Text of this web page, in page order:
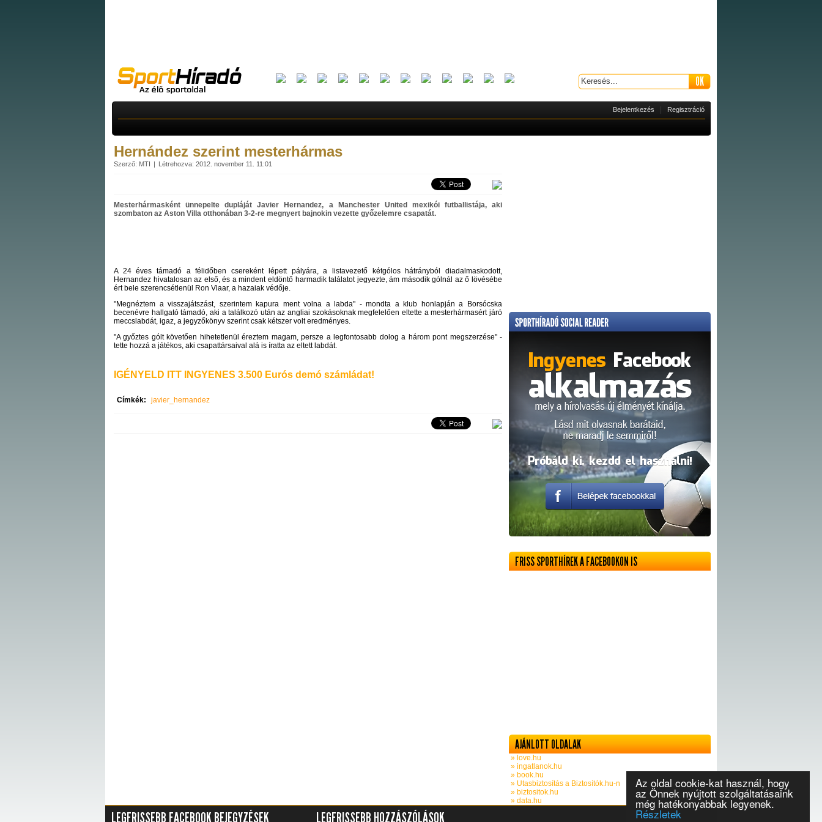
Az oldal cookie-kat használ, hogy
az Önnek nyújtott szolgáltatásaink
még hatékonyabbak legyenek.
Részletek
Bejelentkezés Regisztráció
Hernández szerint mesterhármas
Szerző: MTI Létrehozva: 2012. november 11. 11:01
Mesterhármasként ünnepelte dupláját Javier Hernandez, a Manchester United mexikói futballistája, aki
szombaton az Aston Villa otthonában 3-2-re megnyert bajnokin vezette győzelemre csapatát.
A 24 éves támadó a félidőben csereként lépett pályára, a listavezető kétgólos hátrányból diadalmaskodott,
Hernandez hivatalosan az első, és a mindent eldöntő harmadik találatot jegyezte, ám második gólnál az ő lövésébe
ért bele szerencsétlenül Ron Vlaar, a hazaiak védője.
"Megnéztem a visszajátszást, szerintem kapura ment volna a labda" - mondta a klub honlapján a Borsócska
becenévre hallgató támadó, aki a találkozó után az angliai szokásoknak megfelelően eltette a mesterhármasért járó
meccslabdát, igaz, a jegyzőkönyv szerint csak kétszer volt eredményes.
"A győztes gólt követően hihetetlenül éreztem magam, persze a legfontosabb dolog a három pont megszerzése" -
tette hozzá a játékos, aki csapattársaival alá is íratta az eltett labdát.
IGÉNYELD ITT INGYENES 3.500 Eurós demó számládat!
Címkék: javier_hernandez
FRISS SPORTHÍREK A FACEBOOKON IS
AJÁNLOTT OLDALAK
» love.hu
» ingatlanok.hu
» book.hu
» Utasbiztosítás a Biztosítók.hu-n
» biztositok.hu
» data.hu
LEGFRISSEBB FACEBOOK BEJEGYZÉSEK LEGFRISSEBB HOZZÁSZÓLÁSOK